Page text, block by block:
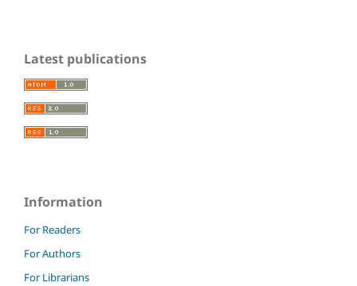
Latest publications
Information
For Readers
For Authors
For Librarians